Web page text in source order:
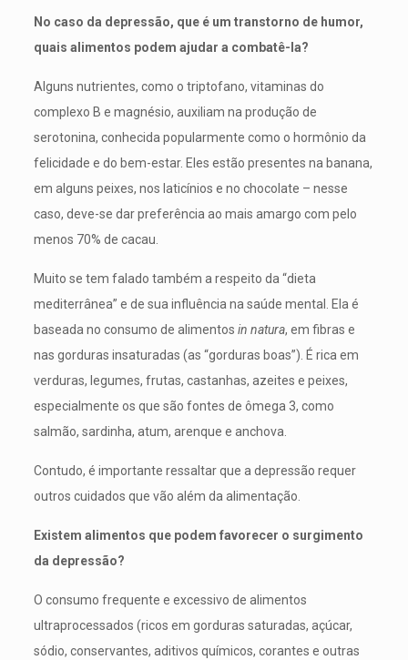
No caso da depressão, que é um transtorno de humor,
quais alimentos podem ajudar a combatê-la?
Alguns nutrientes, como o triptofano, vitaminas do
complexo B e magnésio, auxiliam na produção de
serotonina, conhecida popularmente como o hormônio da
felicidade e do bem-estar. Eles estão presentes na banana,
em alguns peixes, nos laticínios e no chocolate – nesse
caso, deve-se dar preferência ao mais amargo com pelo
menos 70% de cacau.
Muito se tem falado também a respeito da “dieta
mediterrânea” e de sua influência na saúde mental. Ela é
baseada no consumo de alimentos in natura, em fibras e
nas gorduras insaturadas (as “gorduras boas”). É rica em
verduras, legumes, frutas, castanhas, azeites e peixes,
especialmente os que são fontes de ômega 3, como
salmão, sardinha, atum, arenque e anchova.
Contudo, é importante ressaltar que a depressão requer
outros cuidados que vão além da alimentação.
Existem alimentos que podem favorecer o surgimento
da depressão?
O consumo frequente e excessivo de alimentos
ultraprocessados (ricos em gorduras saturadas, açúcar,
sódio, conservantes, aditivos químicos, corantes e outras